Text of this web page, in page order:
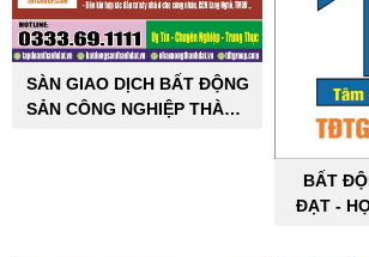
SÀN GIAO DỊCH BẤT ĐỘNG
SẢN CÔNG NGHIỆP THÀNH
BẤT
ĐẠT -